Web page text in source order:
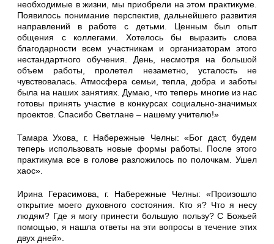
необходимые в жизни, мы приобрели на этом практикуме.
Появилось понимание перспектив, дальнейшего развития
направлений в работе с детьми. Ценным был опыт
общения с коллегами. Хотелось бы выразить слова
благодарности всем участникам и организаторам этого
нестандартного обучения. День, несмотря на большой
объем работы, пролетел незаметно, усталость не
чувствовалась. Атмосфера семьи, тепла, добра и заботы
была на наших занятиях. Думаю, что теперь многие из нас
готовы принять участие в конкурсах социально-значимых
проектов. Спасибо Светлане – нашему учителю!»
Тамара Ухова, г. Набережные Челны: «Бог даст, будем
теперь использовать новые формы работы. После этого
практикума все в голове разложилось по полочкам. Ушел
хаос».
Ирина Герасимова, г. Набережные Челны: «Произошло
открытие моего духовного состояния. Кто я? Что я несу
людям? Где я могу принести большую пользу? С Божьей
помощью, я нашла ответы на эти вопросы в течение этих
двух дней».